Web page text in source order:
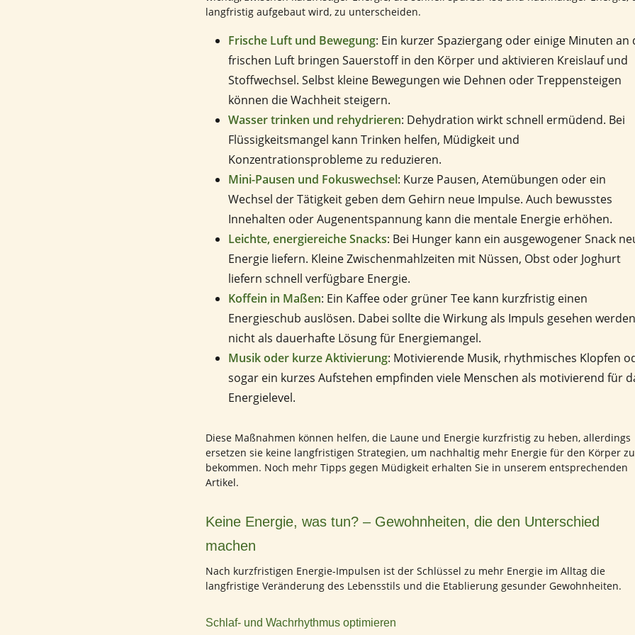
langfristig aufgebaut wird, zu unterscheiden.
Frische Luft und Bewegung: Ein kurzer Spaziergang oder einige Minuten an
frischen Luft bringen Sauerstoff in den Körper und aktivieren Kreislauf und
Stoffwechsel. Selbst kleine Bewegungen wie Dehnen oder Treppensteigen
können die Wachheit steigern.
Wasser trinken und rehydrieren: Dehydration wirkt schnell ermüdend. Bei
Flüssigkeitsmangel kann Trinken helfen, Müdigkeit und
Konzentrationsprobleme zu reduzieren.
Mini-Pausen und Fokuswechsel: Kurze Pausen, Atemübungen oder ein
Wechsel der Tätigkeit geben dem Gehirn neue Impulse. Auch bewusstes
Innehalten oder Augenentspannung kann die mentale Energie erhöhen.
Leichte, energiereiche Snacks: Bei Hunger kann ein ausgewogener Snack
Energie liefern. Kleine Zwischenmahlzeiten mit Nüssen, Obst oder Joghurt
liefern schnell verfügbare Energie.
Koffein in Maßen: Ein Kaffee oder grüner Tee kann kurzfristig einen
Energieschub auslösen. Dabei sollte die Wirkung als Impuls gesehen
nicht als dauerhafte Lösung für Energiemangel.
Musik oder kurze Aktivierung: Motivierende Musik, rhythmisches Klopfen
sogar ein kurzes Aufstehen empfinden viele Menschen als motivierend für
Energielevel.
Diese Maßnahmen können helfen, die Laune und Energie kurzfristig zu heben, allerdings
ersetzen sie keine langfristigen Strategien, um nachhaltig mehr Energie für den Körper zu
bekommen. Noch mehr Tipps gegen Müdigkeit erhalten Sie in unserem entsprechenden
Artikel.
Keine Energie, was tun? – Gewohnheiten, die den Unterschied
machen
Nach kurzfristigen Energie-Impulsen ist der Schlüssel zu mehr Energie im Alltag die
langfristige Veränderung des Lebensstils und die Etablierung gesunder Gewohnheiten.
Schlaf- und Wachrhythmus optimieren